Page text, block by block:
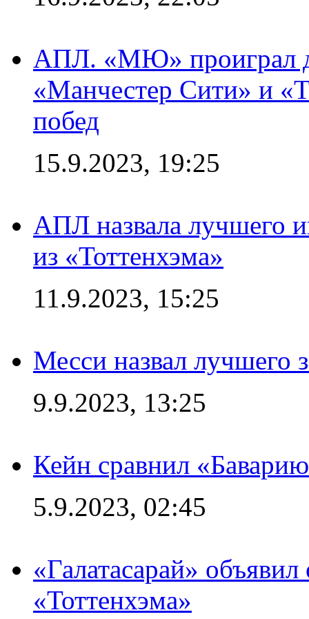
АПЛ. «МЮ» проиграл
«Манчестер Сити» и
побед
15.9.2023, 19:25
АПЛ назвала лучшего
из «Тоттенхэма»
11.9.2023, 15:25
Месси назвал лучшего
9.9.2023, 13:25
Кейн сравнил
5.9.2023, 02:45
«Галатасарай»
«Тоттенхэма»